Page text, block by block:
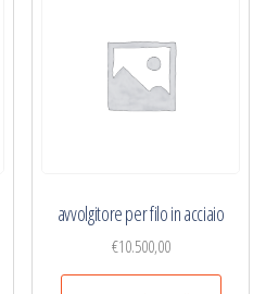
avvolgitore per filo in acciaio
€10.500,00